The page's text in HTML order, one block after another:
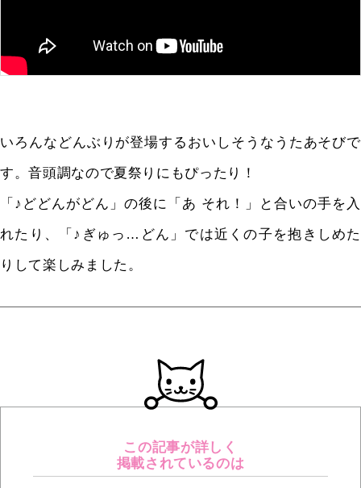
いろんなどんぶりが登場するおいしそうなうたあそびで
す。音頭調なので夏祭りにもぴったり！
「♪どどんがどん」の後に「あ それ！」と合いの手を入
れたり、「♪ぎゅっ…どん」では近くの子を抱きしめた
りして楽しみました。
この記事が詳しく
掲載されているのは